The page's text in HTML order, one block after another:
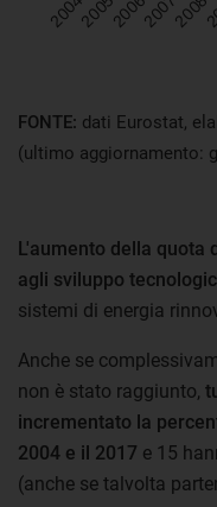
FONTE: dati Eurostat,
(ultimo aggiornamento:
L'aumento della quota
agli sviluppo
sistemi di energia
Anche se
non è stato raggiunto,
incrementato la
2004 e il 2017 e 15
(anche se talvolta